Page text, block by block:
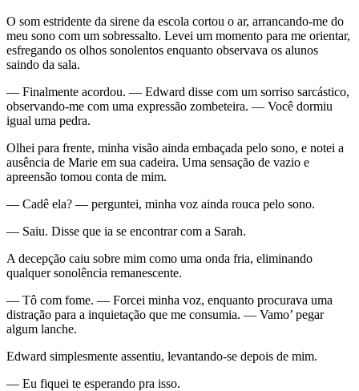
O som estridente da sirene da escola cortou o ar, arrancando-me do
meu sono com um sobressalto. Levei um momento para me orientar,
esfregando os olhos sonolentos enquanto observava os alunos
saindo da sala.
— Finalmente acordou. — Edward disse com um sorriso sarcástico,
observando-me com uma expressão zombeteira. — Você dormiu
igual uma pedra.
Olhei para frente, minha visão ainda embaçada pelo sono, e notei a
ausência de Marie em sua cadeira. Uma sensação de vazio e
apreensão tomou conta de mim.
— Cadê ela? — perguntei, minha voz ainda rouca pelo sono.
— Saiu. Disse que ia se encontrar com a Sarah.
A decepção caiu sobre mim como uma onda fria, eliminando
qualquer sonolência remanescente.
— Tô com fome. — Forcei minha voz, enquanto procurava uma
distração para a inquietação que me consumia. — Vamo’ pegar
algum lanche.
Edward simplesmente assentiu, levantando-se depois de mim.
— Eu fiquei te esperando pra isso.